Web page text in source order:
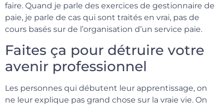
faire. Quand je parle des exercices de gestionnaire de
paie, je parle de cas qui sont traités en vrai, pas de
cours basés sur de l’organisation d’un service paie.
Faites ça pour détruire votre
avenir professionnel
Les personnes qui débutent leur apprentissage, on
ne leur explique pas grand chose sur la vraie vie. On